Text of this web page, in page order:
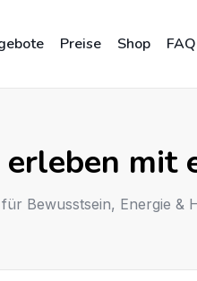
Preise Shop FAQ
mit
Bewusstsein, Energie &